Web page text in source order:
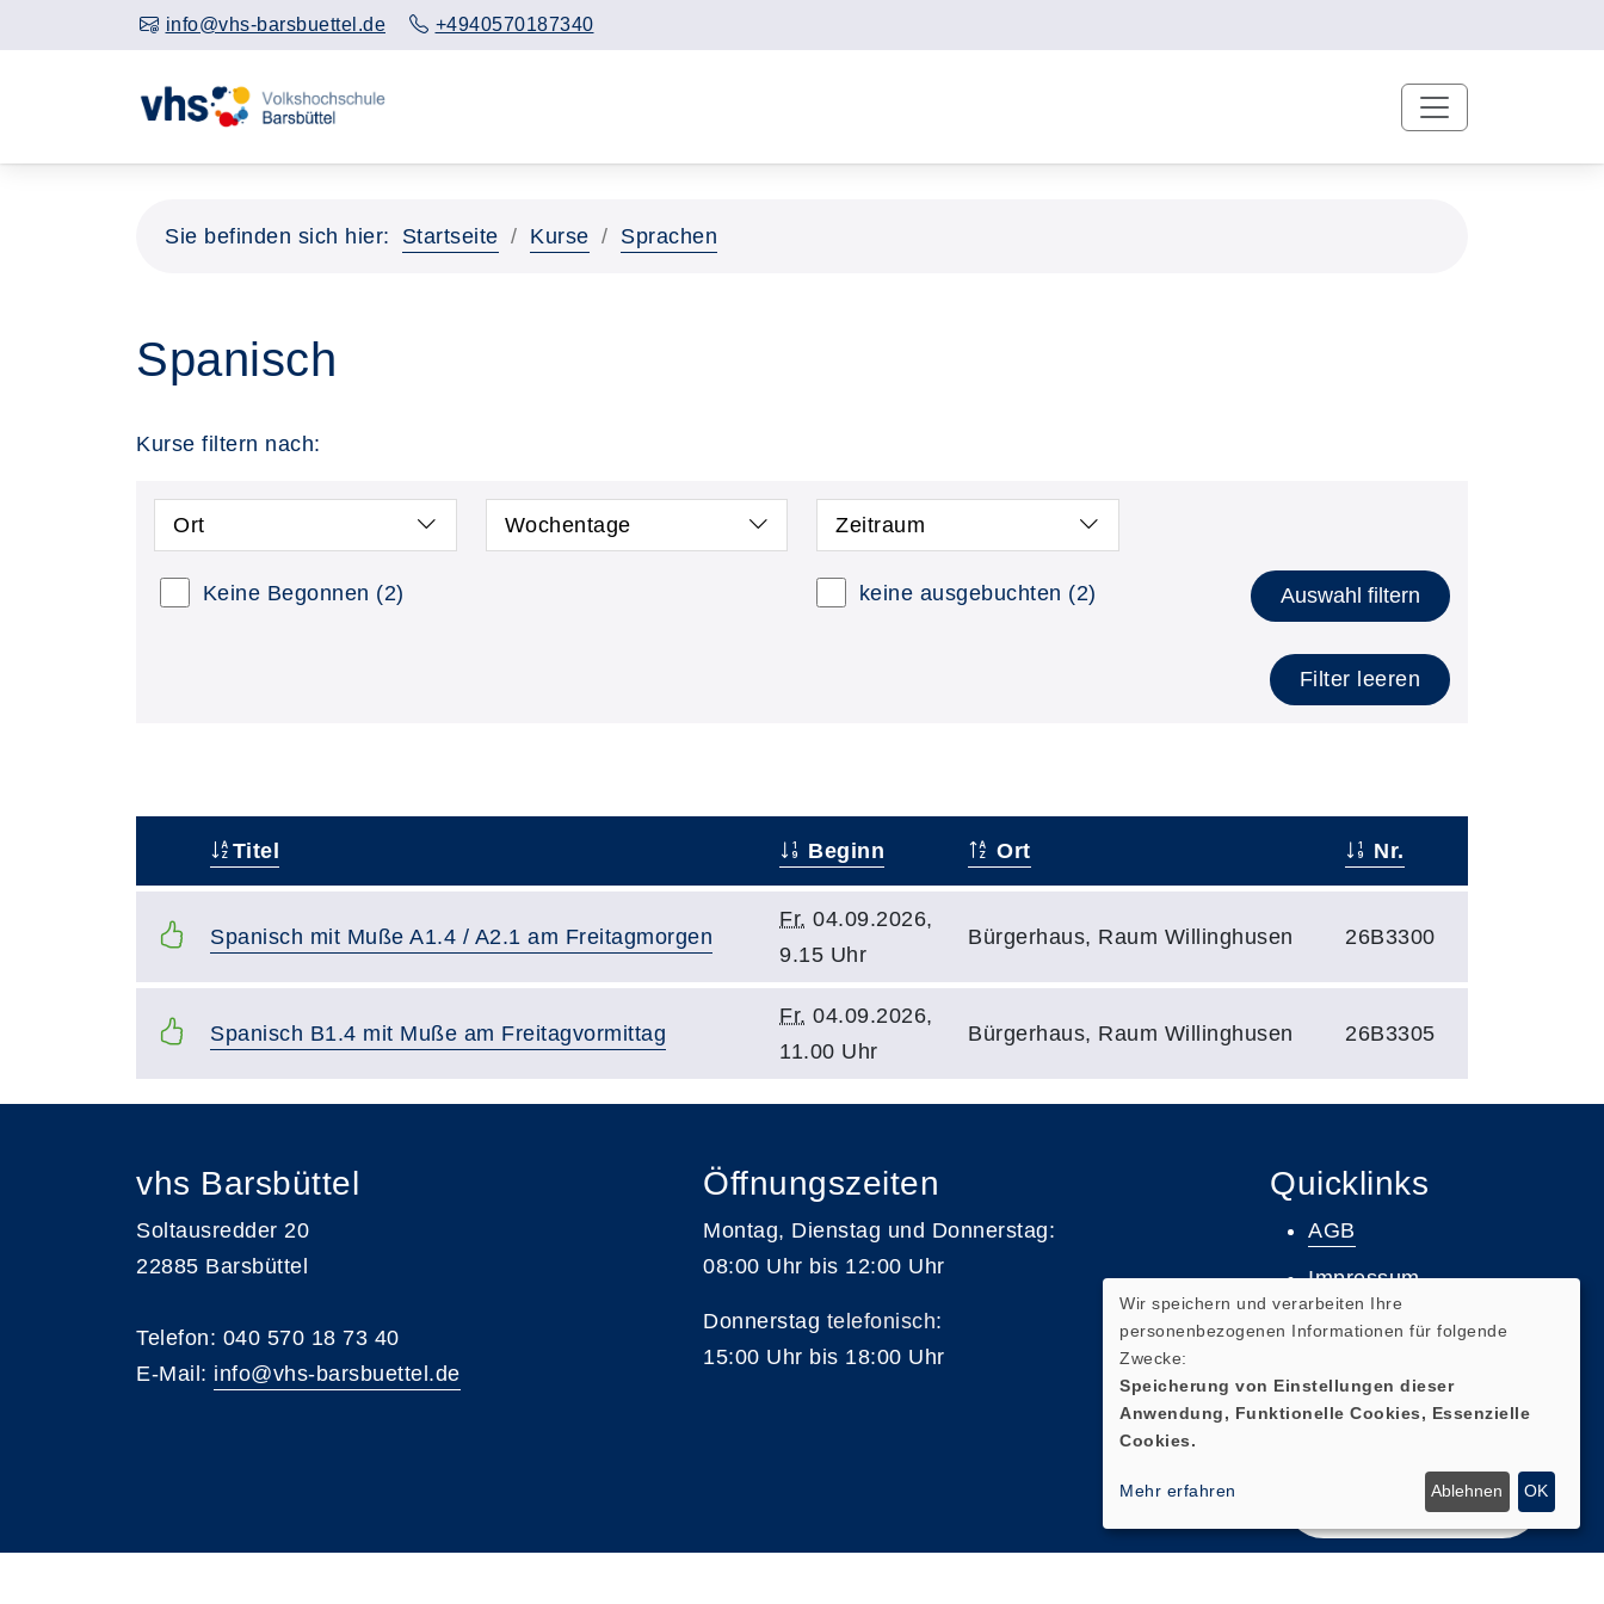
info@vhs-barsbuettel.de +4940570187340
Sie befinden sich hier: Startseite Kurse Sprachen
Spanisch
Kurse filtern nach:
Ort Wochentage Zeitraum
Keine Begonnen (2) keine ausgebuchten (2) Auswahl filtern
Filter leeren
Titel Beginn Ort Nr.
Spanisch mit Muße A1.4 / A2.1 am Freitagmorgen
Fr. 04.09.2026,
9.15 Uhr
Bürgerhaus, Raum Willinghusen 26B3300
Spanisch B1.4 mit Muße am Freitagvormittag
Fr. 04.09.2026,
11.00 Uhr
Bürgerhaus, Raum Willinghusen 26B3305
vhs Barsbüttel
Soltausredder 20
22885 Barsbüttel
Telefon: 040 570 18 73 40
E-Mail: info@vhs-barsbuettel.de
Öffnungszeiten
Montag, Dienstag und Donnerstag:
08:00 Uhr bis 12:00 Uhr
Donnerstag telefonisch:
15:00 Uhr bis 18:00 Uhr
Quicklinks
AGB
Impressum
Datenschutz
Widerruf
Barrierefreiheit
Widerrufsformular
Wir speichern und verarbeiten Ihre
personenbezogenen Informationen für folgende
Zwecke:
Speicherung von Einstellungen dieser
Anwendung, Funktionelle Cookies, Essenzielle
Cookies.
Mehr erfahren Ablehnen OK